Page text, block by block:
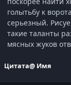
голытьбу к
серьезный.
такие таланты
мясных жуков
Цитата@ Имя